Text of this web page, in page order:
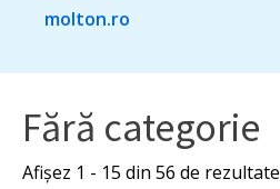
molton.ro
Fără categorie
Afișez 1 - 15 din 56 de rezultate